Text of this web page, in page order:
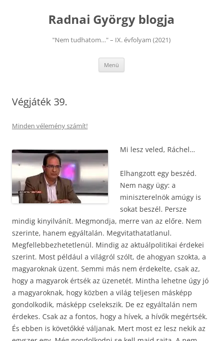
Radnai György blogja
"Nem tudhatom…" – IX. évfolyam (2021)
Menü
Végjáték 39.
Minden vélemény számít!
Mi lesz veled, Ráchel…
Elhangzott egy beszéd.
Nem nagy ügy: a
miniszterelnök amúgy is
sokat beszél. Persze
mindig kinyilvánít. Megmondja, merre van az előre. Nem
szerinte, hanem egyáltalán. Megvitathatatlanul.
Megfellebbezhetetlenül. Mindig az aktuálpolitikai érdekei
szerint. Most például a világról szólt, de ahogyan szokta, a
magyaroknak üzent. Semmi más nem érdekelte, csak az,
hogy a magyarok értsék az üzenetét. Mintha lehetne úgy jó
a magyaroknak, hogy közben a világ teljesen másképp
gondolkodik, másképp cselekszik. De ez egyáltalán nem
érdekes. Csak az a fontos, hogy a hívek, a hívők megértsék.
És ebben is követőkké váljanak. Mert most ez lesz nekik az